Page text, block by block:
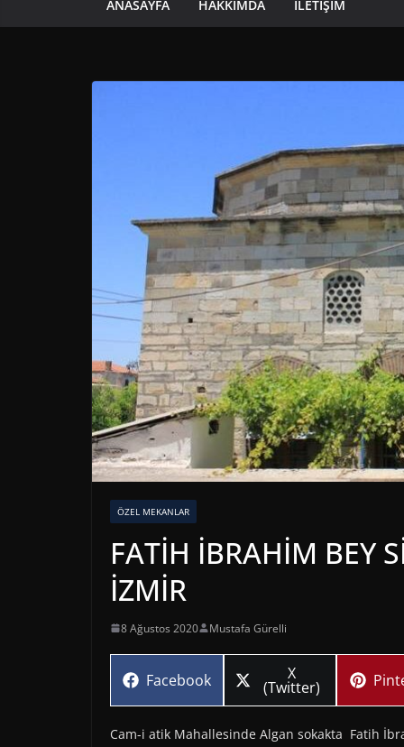
ANASAYFA HAKKIMDA İLETIŞIM
ÖZEL MEKANLAR
FATİH İBRAHİM BEY
İZMİR
8 Ağustos 2020 Mustafa Gürelli
Share
Facebook Share
on
X
(Twitter)
Cam-i atik Mahallesinde Algan sokakta Fatih